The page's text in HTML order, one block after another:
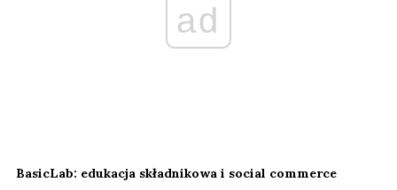
ad
BasicLab: edukacja składnikowa i social commerce